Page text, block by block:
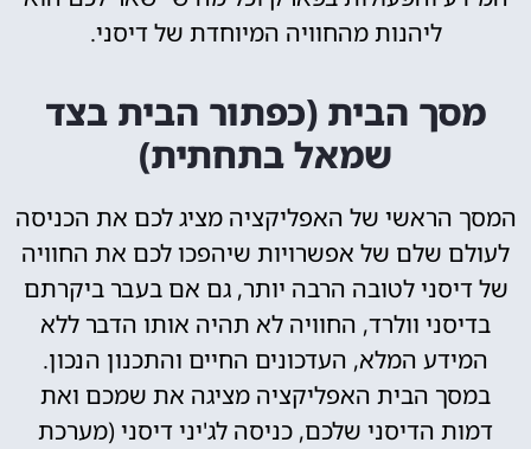
ליהנות מהחוויה המיוחדת של דיסני.
מסך הבית (כפתור הבית בצד
שמאל בתחתית)
המסך הראשי של האפליקציה מציג לכם את הכניסה
לעולם שלם של אפשרויות שיהפכו לכם את החוויה
של דיסני לטובה הרבה יותר, גם אם בעבר ביקרתם
בדיסני וולרד, החוויה לא תהיה אותו הדבר ללא
המידע המלא, העדכונים החיים והתכנון הנכון.
במסך הבית האפליקציה מציגה את שמכם ואת
דמות הדיסני שלכם, כניסה לג'יני דיסני (מערכת